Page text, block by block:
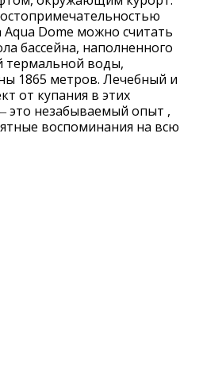
Dome можно считать
бассейна, наполненного
термальной воды,
1865 метров. Лечебный и
от купания в этих
‒ это незабываемый опыт ,
воспоминания на всю